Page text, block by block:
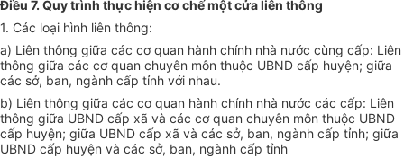
Điều 7. Quy trình thực hiện cơ chế một cửa liên thông
1. Các loại hình liên thông:
a) Liên thông giữa các cơ quan hành chính nhà nước cùng cấp: Liên
thông giữa các cơ quan chuyên môn thuộc UBND cấp huyện; giữa
các sở, ban, ngành cấp tỉnh với nhau.
b) Liên thông giữa các cơ quan hành chính nhà nước các cấp: Liên
thông giữa UBND cấp xã và các cơ quan chuyên môn thuộc UBND
cấp huyện; giữa UBND cấp xã và các sở, ban, ngành cấp tỉnh; giữa
UBND cấp huyện và các sở, ban, ngành cấp tỉnh